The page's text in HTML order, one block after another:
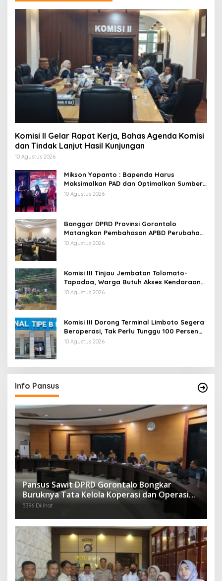
Komisi II Gelar Rapat Kerja, Bahas Agenda Komisi
dan Tindak Lanjut Hasil Kunjungan
10 Agustus 2026
Mikson Yapanto : Bapenda Harus
Maksimalkan PAD dan Optimalkan Sumber
Pendapatan Daerah
10 Agustus 2026
Banggar DPRD Provinsi Gorontalo
Matangkan Pembahasan APBD Perubahan
2026, Tindak Lanjuti Hasil Konsultasi Komisi
10 Agustus 2026
Komisi III Tinjau Jembatan Tolomato-
Tapadaa, Warga Butuh Akses Kendaraan
Roda Empat
10 Agustus 2026
Komisi III Dorong Terminal Limboto Segera
Beroperasi, Tak Perlu Tunggu 100 Persen
Rampung
10 Agustus 2026
Info Pansus
Pansus Sawit DPRD Gorontalo Bongkar
Buruknya Tata Kelola Koperasi dan Operasi
Ilegal Perusahaan
5396 Dilihat